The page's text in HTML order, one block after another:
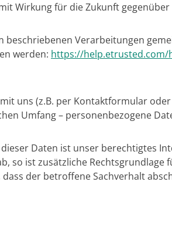
Wirkung für die Zukunft
Verarbeitungen
werden: https://help.etrusted.com/
uns (z.B. per Kontaktformular
Umfang – personenbezogene
Daten ist unser berechtigtes
so ist zusätzliche Rechtsgrundlage
der betroffene Sachverhalt